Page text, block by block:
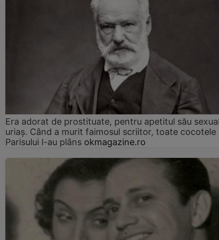
Era adorat de prostituate, pentru apetitul său
uriaș. Când a murit faimosul scriitor, toate cocotele
Parisului l-au plâns okmagazine.ro